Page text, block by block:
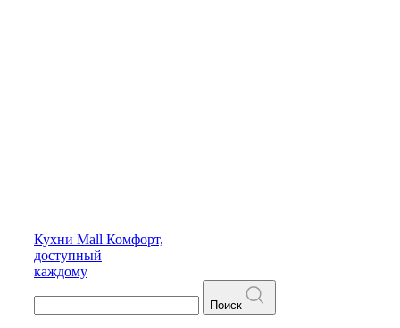
Кухни Mall Комфорт,
доступный
каждому
Поиск